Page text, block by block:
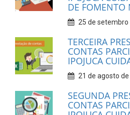
DE FOMENTO
25 de setembro
TERCEIRA
CONTAS
IPOJUCA
21 de agosto
SEGUNDA
CONTAS